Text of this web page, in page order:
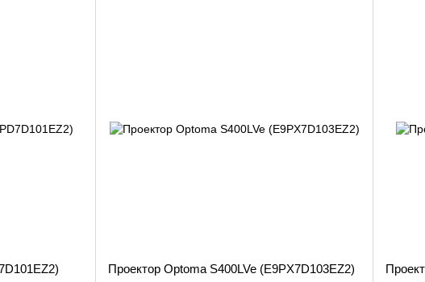
Проектор Optoma S400LVe (E9PX7D103EZ2)